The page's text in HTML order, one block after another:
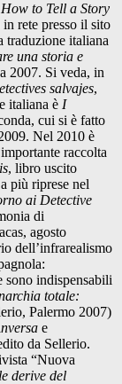
How to Tell a Story
rete presso il sito
traduzione italiana
una storia e
2007. Si veda, in
salvajes,
italiana è I
cui si è fatto
Nel 2010 è
raccolta
, libro uscito
più riprese nel
ai Detective
di
agosto
dell’infrarealismo
sono indispensabili
totale:
Palermo 2007)
e
da Sellerio.
“Nuova
derive del